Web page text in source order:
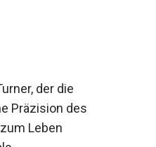
der die
Präzision des
Leben